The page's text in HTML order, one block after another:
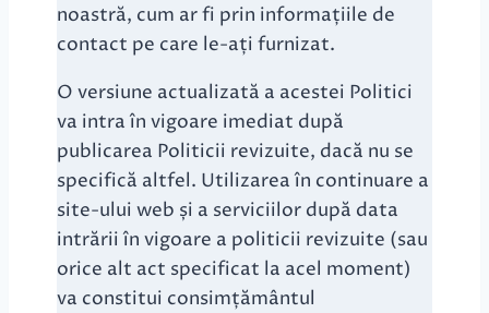
noastră, cum ar fi prin informațiile de
contact pe care le-ați furnizat.
O versiune actualizată a acestei Politici
va intra în vigoare imediat după
publicarea Politicii revizuite, dacă nu se
specifică altfel. Utilizarea în continuare a
site-ului web și a serviciilor după data
intrării în vigoare a politicii revizuite (sau
orice alt act specificat la acel moment)
va constitui consimțământul